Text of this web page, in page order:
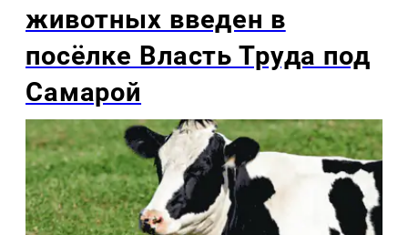
животных введен в
посёлке Власть Труда под
Самарой